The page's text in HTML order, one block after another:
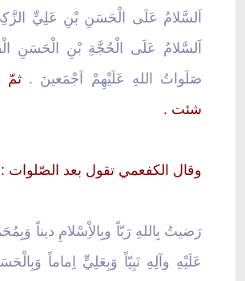
اَلسَّلامُ عَلَى الْحَسَنِ بْنِ عَلِيٍّ
اَلسَّلامُ عَلَى الْحُجَّةِ بْنِ الْحَسَنِ
صَلَواتُ اللهِ عَلَيْهِمْ اَجْمَعينَ . ثمّ
شئت .
وقال الكفعمي تقول بعد الصّلوات :
رَضيتُ بِاللهِ رَبّاً وبِالاِْسْلامِ ديناً
عَلَيْهِ وآلِهِ نَبِيّاً وَبِعَلِيٍّ اِماماً